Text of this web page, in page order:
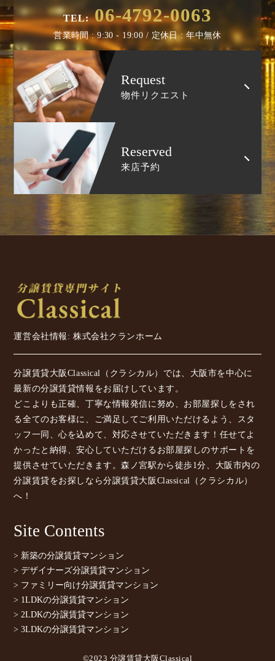
TEL: 06-4792-0063
営業時間 : 9:30 - 19:00 / 定休日 : 年中無休
Request
物件リクエスト
Reserved
来店予約
運営会社情報: 株式会社クランホーム
分譲賃貸大阪Classical（クラシカル）では、大阪市を中心に
最新の分譲賃貸情報をお届けしています。
どこよりも正確、丁寧な情報発信に努め、お部屋探しをされ
る全てのお客様に、ご満足してご利用いただけるよう、スタ
ッフ一同、心を込めて、対応させていただきます！任せてよ
かったと納得、安心していただけるお部屋探しのサポートを
提供させていただきます。森ノ宮駅から徒歩1分、大阪市内の
分譲賃貸をお探しなら分譲賃貸大阪Classical（クラシカル）
へ！
Site Contents
> 新築の分譲賃貸マンション
> デザイナーズ分譲賃貸マンション
> ファミリー向け分譲賃貸マンション
> 1LDKの分譲賃貸マンション
> 2LDKの分譲賃貸マンション
> 3LDKの分譲賃貸マンション
©2023 分譲賃貸大阪Classical